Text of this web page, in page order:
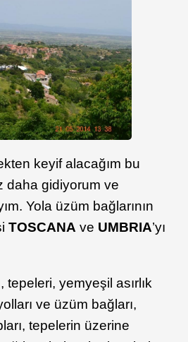
keyif alacağım bu
daha gidiyorum ve
Yola üzüm bağlarının
TOSCANA ve UMBRIA’yı
tepeleri, yemyeşil asırlık
ve üzüm bağları,
tepelerin üzerine